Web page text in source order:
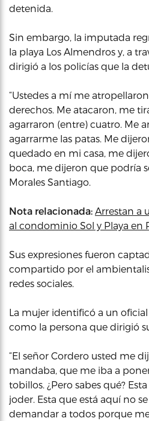
detenida.
Sin embargo, la imputada
la playa Los Almendros y, a
dirigió a los policías que la
“Ustedes a mí me
derechos. Me atacaron, me
agarraron (entre) cuatro. Me
agarrarme las patas. Me
quedado en mi casa, me
boca, me dijeron que podría
Morales Santiago.
Nota relacionada: Arrestan a
al condominio Sol y Playa en
Sus expresiones fueron
compartido por el
redes sociales.
La mujer identificó a un
como la persona que dirigió
“El señor Cordero usted me
mandaba, que me iba a
tobillos. ¿Pero sabes qué?
joder. Esta que está aquí no
demandar a todos porque me